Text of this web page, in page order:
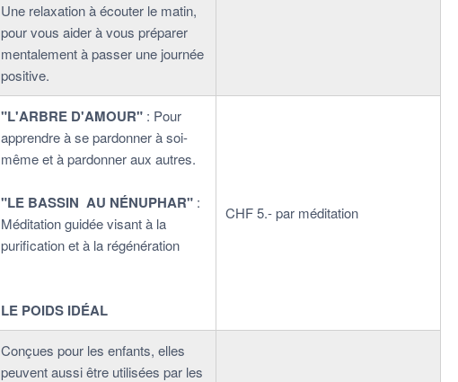
Une relaxation à écouter le matin,
pour vous aider à vous préparer
mentalement à passer une journée
positive.
"L'ARBRE D'AMOUR" : Pour
apprendre à se pardonner à soi-
même et à pardonner aux autres.
"LE BASSIN AU NÉNUPHAR" :
Méditation guidée visant à la
purification et à la régénération
LE POIDS IDÉAL
CHF 5.- par méditation
Conçues pour les enfants, elles
peuvent aussi être utilisées par les